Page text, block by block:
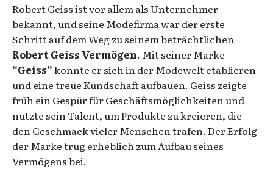
Robert Geiss ist vor allem als Unternehmer
bekannt, und seine Modefirma war der erste
Schritt auf dem Weg zu seinem beträchtlichen
Robert Geiss Vermögen. Mit seiner Marke
“Geiss”konnte er sich in der Modewelt etablieren
und eine treue Kundschaft aufbauen. Geiss zeigte
früh ein Gespür für Geschäftsmöglichkeiten und
nutzte sein Talent, um Produkte zu kreieren, die
den Geschmack vieler Menschen trafen. Der Erfolg
der Marke trug erheblich zum Aufbau seines
Vermögens bei.